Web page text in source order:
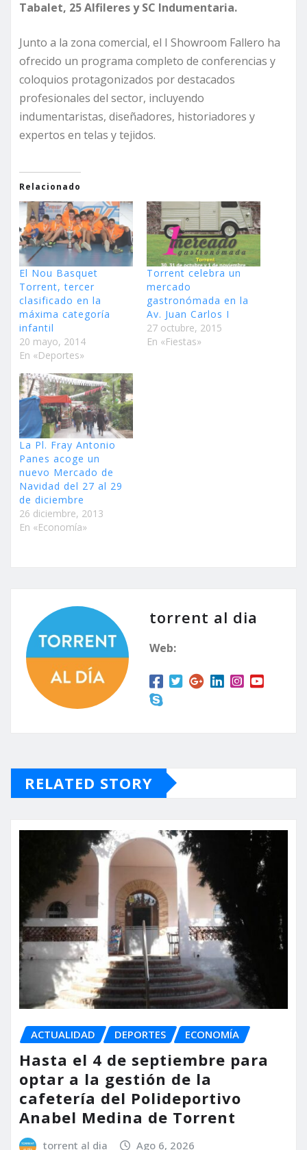
Tabalet, 25 Alfileres y SC Indumentaria.
Junto a la zona comercial, el I Showroom Fallero ha
ofrecido un programa completo de conferencias y
coloquios protagonizados por destacados
profesionales del sector, incluyendo
indumentaristas, diseñadores, historiadores y
expertos en telas y tejidos.
Relacionado
El Nou Basquet
Torrent, tercer
clasificado en la
máxima categoría
infantil
20 mayo, 2014
En «Deportes»
Torrent celebra un
mercado
gastronómada en la
Av. Juan Carlos I
27 octubre, 2015
En «Fiestas»
La Pl. Fray Antonio
Panes acoge un
nuevo Mercado de
Navidad del 27 al 29
de diciembre
26 diciembre, 2013
En «Economía»
torrent al dia
Web:
RELATED STORY
ACTUALIDAD DEPORTES ECONOMÍA
Hasta el 4 de septiembre para
optar a la gestión de la
cafetería del Polideportivo
Anabel Medina de Torrent
torrent al dia Ago 6, 2026